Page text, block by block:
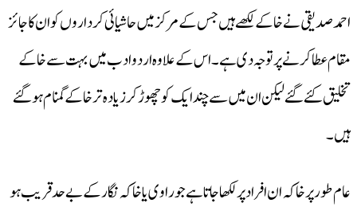
احمد صدیقی نے خاکے لکھے ہیں جس کے مرکز میں حاشیائی کرداروں کو ان کا جائز
مقام عطا کرنے پر توجہ دی ہے۔اس کے علاوہ اردو ادب میں بہت سے خاکے
تخلیق کئے گئے لیکن ان میں سے چند ایک کو چھوڑ کر زیادہ تر خاکے گمنام ہو گئے
ہیں۔
عام طور پر خاکہ ان افراد پر لکھا جاتا ہے جو راوی یاخاکہ نگار کے بے حد قریب ہو